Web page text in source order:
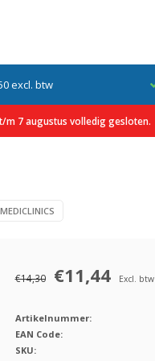
excl. btw
m 7 augustus volledig gesloten.
MEDICLINICS
€14,30 €11,44 Excl. btw
Artikelnummer:
EAN Code:
SKU: